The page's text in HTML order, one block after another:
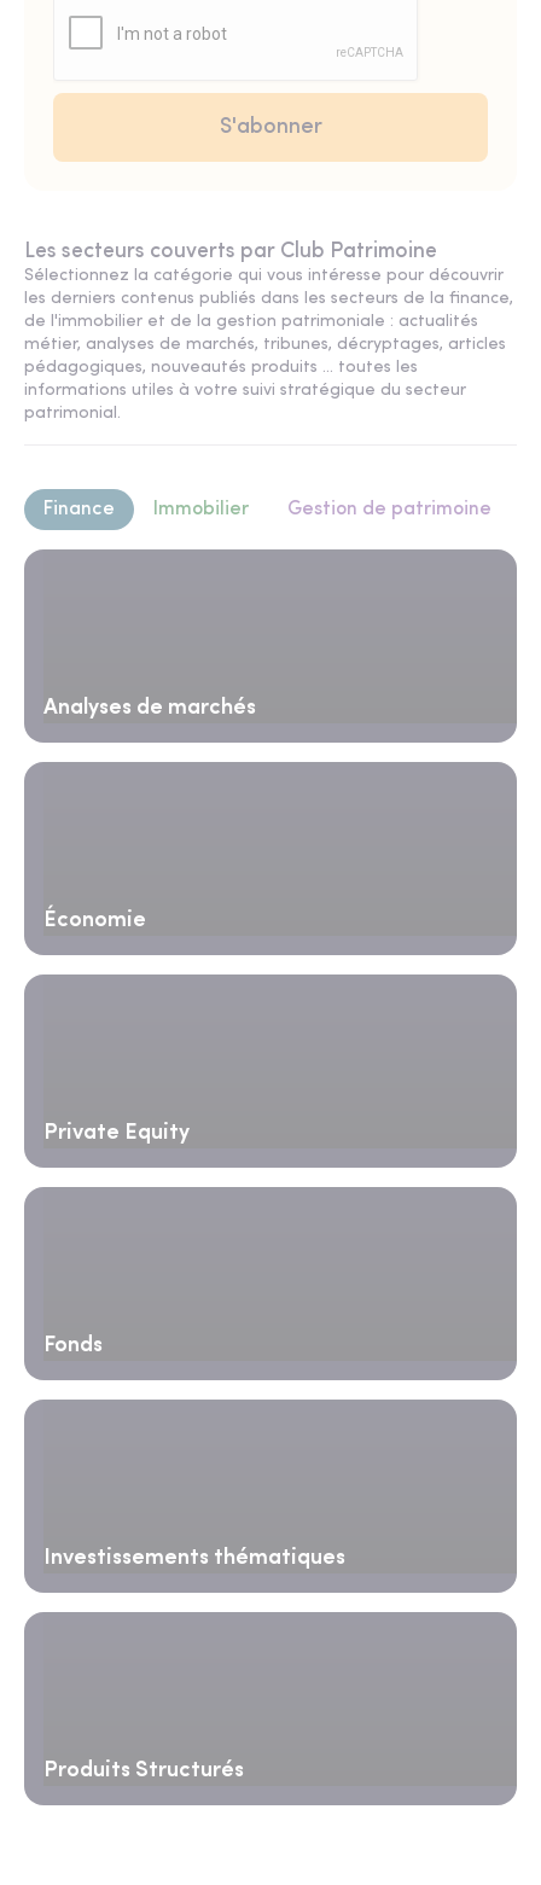
Les secteurs couverts par Club Patrimoine
Sélectionnez la catégorie qui vous intéresse pour découvrir
les derniers contenus publiés dans les secteurs de la finance,
de l'immobilier et de la gestion patrimoniale : actualités
métier, analyses de marchés, tribunes, décryptages, articles
pédagogiques, nouveautés produits ... toutes les
informations utiles à votre suivi stratégique du secteur
patrimonial.
Finance Immobilier Gestion de patrimoine
Analyses de marchés
Économie
Private Equity
Fonds
Investissements thématiques
Produits Structurés